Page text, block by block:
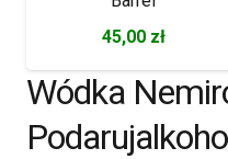
45,00 zł
Wódka